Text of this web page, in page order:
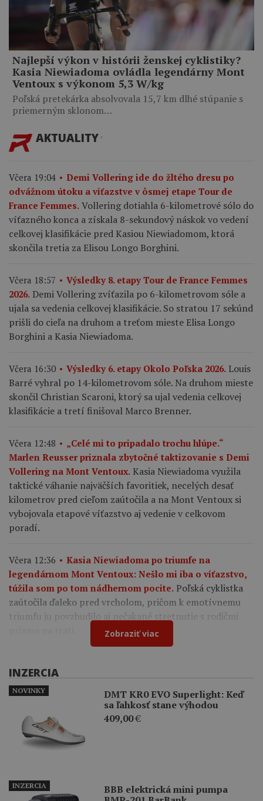
Najlepší výkon v histórii ženskej cyklistiky?
Kasia Niewiadoma ovládla legendárny Mont
Ventoux s výkonom 5,3 W/kg
Poľská pretekárka absolvovala 15,7 km dlhé stúpanie s
priemerným sklonom…
AKTUALITY
Včera 19:04
Demi Vollering ide do žltého dresu po
odvážnom útoku a víťazstve v ôsmej etape Tour de
France Femmes. Vollering dotiahla 6-kilometrové sólo do
víťazného konca a získala 8-sekundový náskok vo vedení
celkovej klasifikácie pred Kasiou Niewiadomom, ktorá
skončila tretia za Elisou Longo Borghini.
Včera 18:57
Výsledky 8. etapy Tour de France Femmes
2026. Demi Vollering zvíťazila po 6-kilometrovom sóle a
ujala sa vedenia celkovej klasifikácie. So stratou 17 sekúnd
prišli do cieľa na druhom a treťom mieste Elisa Longo
Borghini a Kasia Niewiadoma.
Včera 16:30 Výsledky 6. etapy Okolo Poľska 2026. Louis
Barré vyhral po 14-kilometrovom sóle. Na druhom mieste
skončil Christian Scaroni, ktorý sa ujal vedenia celkovej
klasifikácie a tretí finišoval Marco Brenner.
Včera 12:48
„Celé mi to pripadalo trochu hlúpe.“
Marlen Reusser priznala zbytočné taktizovanie s Demi
Vollering na Mont Ventoux. Kasia Niewiadoma využila
taktické váhanie najväčších favoritiek, necelých desať
kilometrov pred cieľom zaútočila a na Mont Ventoux si
vybojovala etapové víťazstvo aj vedenie v celkovom
poradí.
Včera 12:36
Kasia Niewiadoma po triumfe na
legendárnom Mont Ventoux: Nešlo mi iba o víťazstvo,
túžila som po tom nádhernom pocite. Poľská cyklistka
zaútočila ďaleko pred vrcholom, pričom k emotívnemu
triumfu ju povzbudilo aj nečakané stretnutie s rodičmi
Zobraziť viac
INZERCIA
DMT KR0 EVO Superlight: Keď
sa ľahkosť stane výhodou
409,00€
NOVINKY
BBB elektrická mini pumpa
INZERCIA